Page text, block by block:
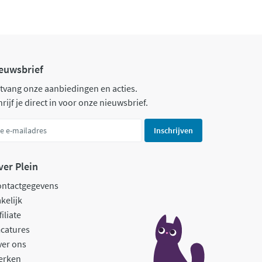
onze aanbiedingen en acties.
je direct in voor onze nieuwsbrief.
Inschrijven
Plein
ons